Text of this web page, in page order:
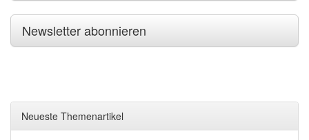
Newsletter abonnieren
Neueste Themenartikel